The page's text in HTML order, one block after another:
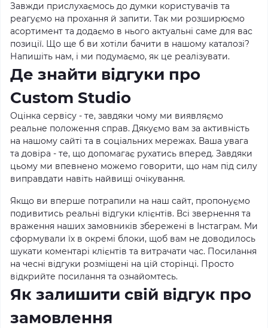
Завжди прислухаємось до думки користувачів та
реагуємо на прохання й запити. Так ми розширюємо
асортимент та додаємо в нього актуальні саме для вас
позиції. Що ще б ви хотіли бачити в нашому каталозі?
Напишіть нам, і ми подумаємо, як це реалізувати.
Де знайти відгуки про
Custom Studio
Оцінка сервісу - те, завдяки чому ми виявляємо
реальне положення справ. Дякуємо вам за активність
на нашому сайті та в соціальних мережах. Ваша увага
та довіра - те, що допомагає рухатись вперед. Завдяки
цьому ми впевнено можемо говорити, що нам під силу
виправдати навіть найвищі очікування.
Якщо ви вперше потрапили на наш сайт, пропонуємо
подивитись реальні відгуки клієнтів. Всі звернення та
враження наших замовників збережені в Інстаграм. Ми
сформували їх в окремі блоки, щоб вам не доводилось
шукати коментарі клієнтів та витрачати час. Посилання
на чесні відгуки розміщені на цій сторінці. Просто
відкрийте посилання та ознайомтесь.
Як залишити свій відгук про
замовлення